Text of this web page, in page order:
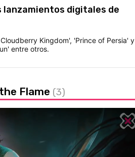
lanzamientos digitales de
Kingdom', 'Prince of Persia' y
entre otros.
Flame (3)